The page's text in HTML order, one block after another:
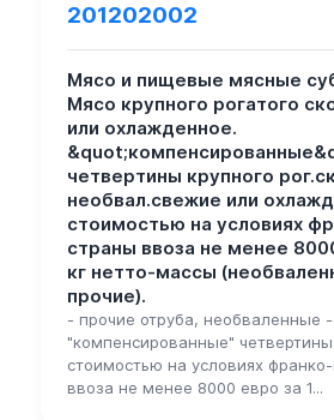
201202002
Мясо и пищевые мясные
Мясо крупного рогатого
или охлажденное.
четвертины крупного
необвал.свежие или
стоимостью на условиях
страны ввоза не менее
кг нетто-массы
прочие).
- прочие отруба, необваленные
"компенсированные"
стоимостью на условиях
ввоза не менее 8000 евро за 1...